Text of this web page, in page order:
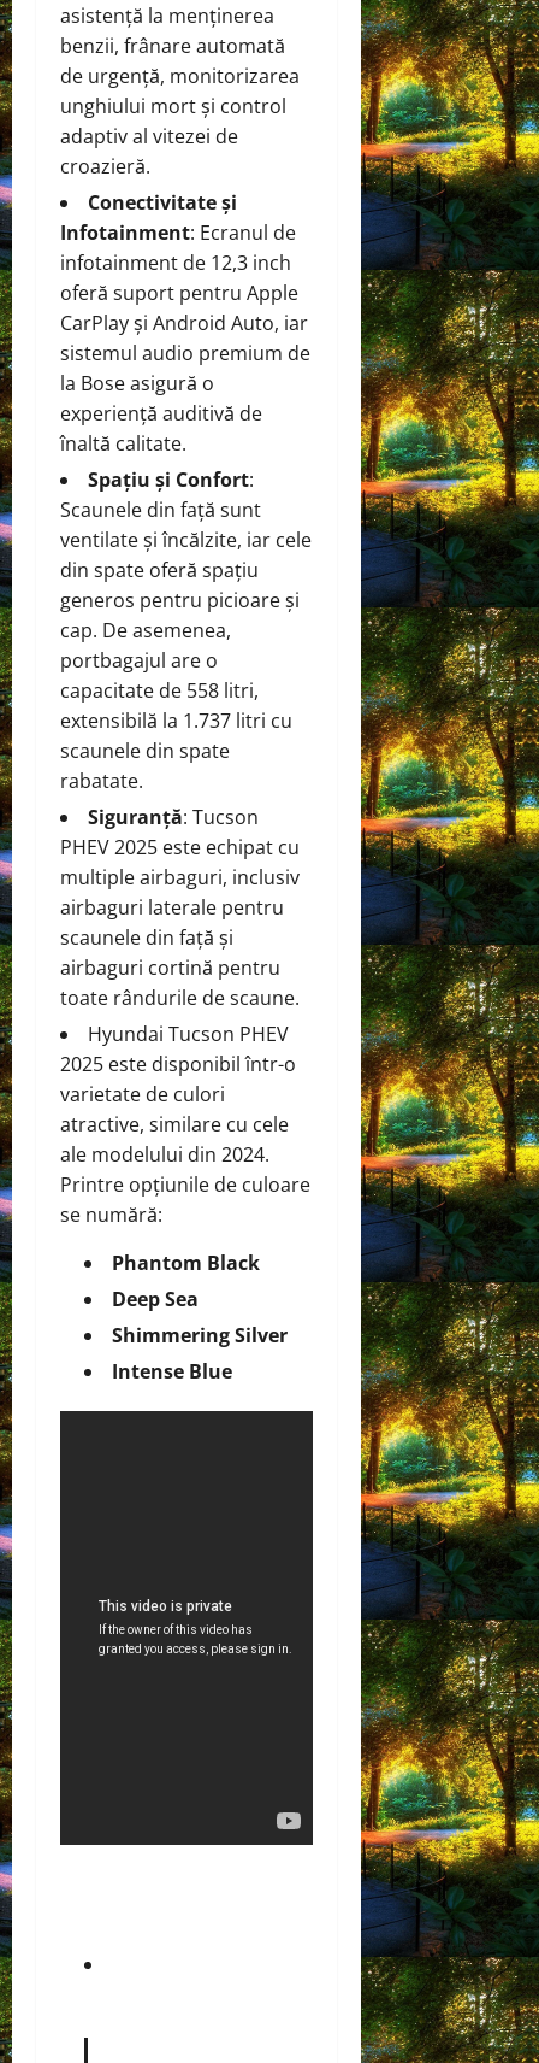
asistență la menținerea
benzii, frânare automată
de urgență, monitorizarea
unghiului mort și control
adaptiv al vitezei de
croazieră.
Conectivitate și
Infotainment: Ecranul de
infotainment de 12,3 inch
oferă suport pentru Apple
CarPlay și Android Auto, iar
sistemul audio premium de
la Bose asigură o
experiență auditivă de
înaltă calitate.
Spațiu și Confort:
Scaunele din față sunt
ventilate și încălzite, iar cele
din spate oferă spațiu
generos pentru picioare și
cap. De asemenea,
portbagajul are o
capacitate de 558 litri,
extensibilă la 1.737 litri cu
scaunele din spate
rabatate.
Siguranță: Tucson
PHEV 2025 este echipat cu
multiple airbaguri, inclusiv
airbaguri laterale pentru
scaunele din față și
airbaguri cortină pentru
toate rândurile de scaune.
Hyundai Tucson PHEV
2025 este disponibil într-o
varietate de culori
atractive, similare cu cele
ale modelului din 2024.
Printre opțiunile de culoare
se numără:
Phantom Black
Deep Sea
Shimmering Silver
Intense Blue